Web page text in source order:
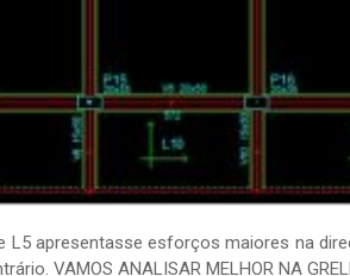
L5 apresentasse esforços maiores na
VAMOS ANALISAR MELHOR NA